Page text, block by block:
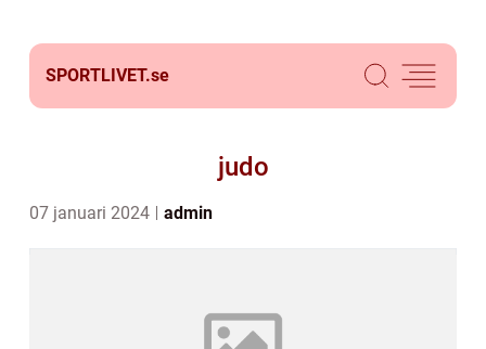
SPORTLIVET.se
judo
07 januari 2024 admin